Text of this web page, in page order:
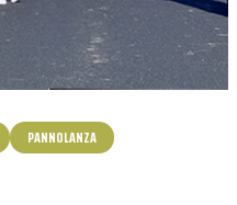
PANNOLANZA